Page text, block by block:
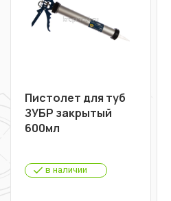
Пистолет для туб
ЗУБР закрытый
600мл
в наличии